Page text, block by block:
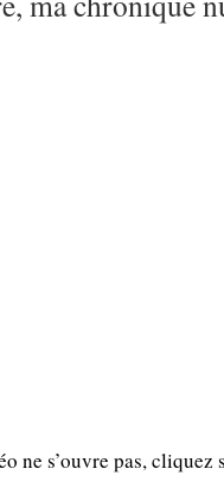
ne s’ouvre pas, cliquez